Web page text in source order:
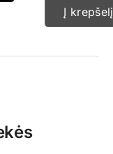
Į krepšelį